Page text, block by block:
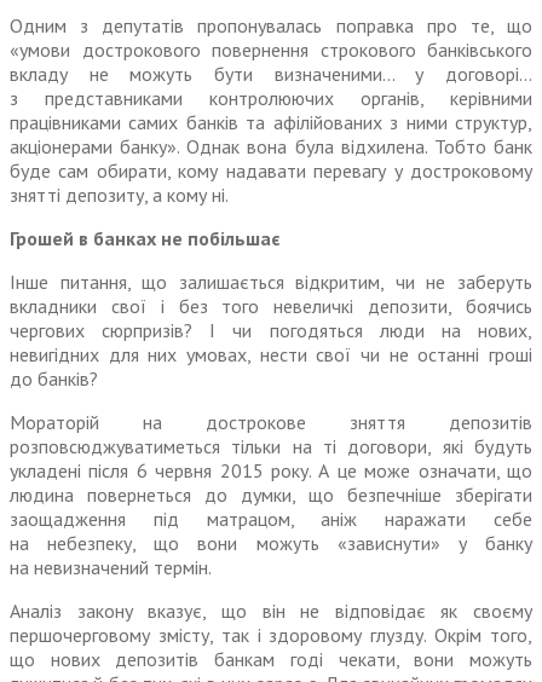
Одним з депутатів пропонувалась поправка про те, що
«умови дострокового повернення строкового банківського
вкладу не можуть бути визначеними… у договорі…
з представниками контролюючих органів, керівними
працівниками самих банків та афілійованих з ними структур,
акціонерами банку». Однак вона була відхилена. Тобто банк
буде сам обирати, кому надавати перевагу у достроковому
знятті депозиту, а кому ні.
Грошей в банках не побільшає
Інше питання, що залишається відкритим, чи не заберуть
вкладники свої і без того невеличкі депозити, боячись
чергових сюрпризів? І чи погодяться люди на нових,
невигідних для них умовах, нести свої чи не останні гроші
до банків?
Мораторій на дострокове зняття депозитів
розповсюджуватиметься тільки на ті договори, які будуть
укладені після 6 червня 2015 року. А це може означати, що
людина повернеться до думки, що безпечніше зберігати
заощадження під матрацом, аніж наражати себе
на небезпеку, що вони можуть «зависнути» у банку
на невизначений термін.
Аналіз закону вказує, що він не відповідає як своєму
першочерговому змісту, так і здоровому глузду. Окрім того,
що нових депозитів банкам годі чекати, вони можуть